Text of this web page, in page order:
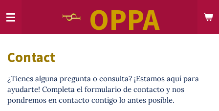
to
OPPA
Contact
¿Tienes alguna pregunta o consulta? ¡Estamos aquí para
ayudarte! Completa el formulario de contacto y nos
pondremos en contacto contigo lo antes posible.